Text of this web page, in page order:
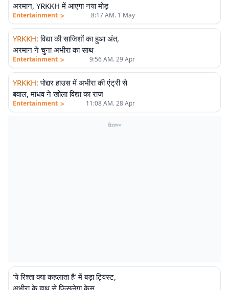
अरमान, YRKKH में आएगा नया मोड़
Entertainment > 8:17 AM. 1 May
YRKKH: विद्या की साजिशों का हुआ अंत,
अरमान ने चुना अभीरा का साथ
Entertainment > 9:56 AM. 29 Apr
YRKKH: पोद्दार हाउस में अभीरा की एंट्री से
बवाल, माधव ने खोला विद्या का राज
Entertainment > 11:08 AM. 28 Apr
विज्ञापन
‘ये रिश्ता क्या कहलाता है’ में बड़ा ट्विस्ट,
अभीरा के हाथ से फिसलेगा केस